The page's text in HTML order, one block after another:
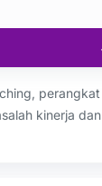
perangkat
kinerja dan